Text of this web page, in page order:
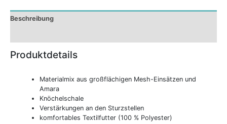
Beschreibung
Produktdetails
Materialmix aus großflächigen Mesh-Einsätzen und
Amara
Knöchelschale
Verstärkungen an den Sturzstellen
komfortables Textilfutter (100 % Polyester)